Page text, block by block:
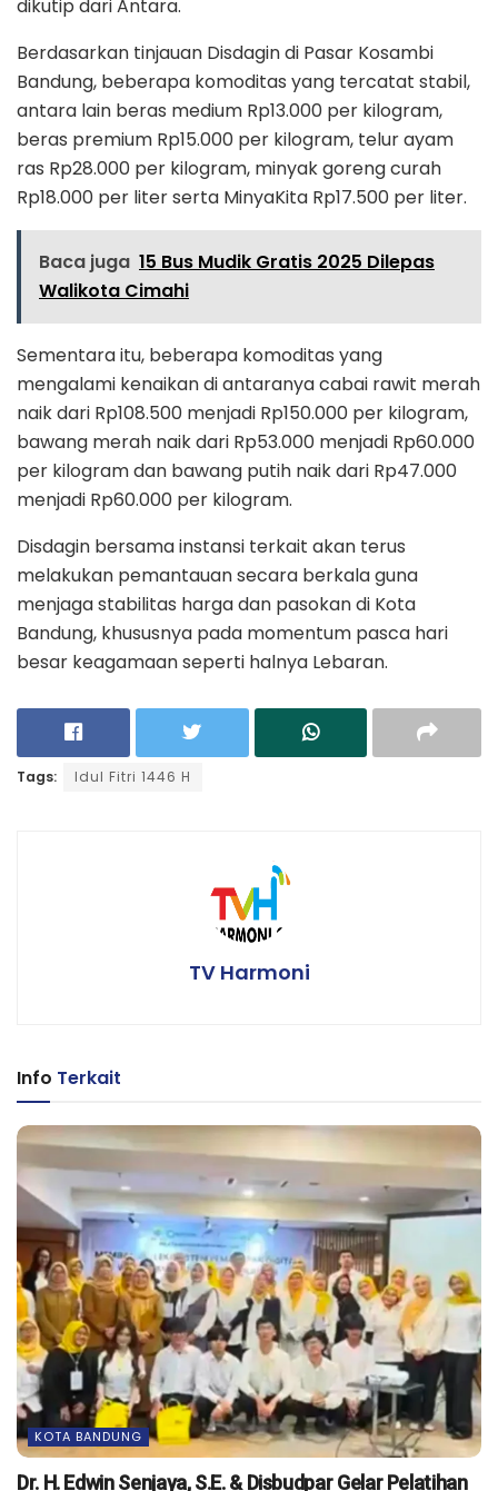
dikutip dari Antara.
Berdasarkan tinjauan Disdagin di Pasar Kosambi
Bandung, beberapa komoditas yang tercatat stabil,
antara lain beras medium Rp13.000 per kilogram,
beras premium Rp15.000 per kilogram, telur ayam
ras Rp28.000 per kilogram, minyak goreng curah
Rp18.000 per liter serta MinyaKita Rp17.500 per liter.
Baca juga 15 Bus Mudik Gratis 2025 Dilepas
Walikota Cimahi
Sementara itu, beberapa komoditas yang
mengalami kenaikan di antaranya cabai rawit merah
naik dari Rp108.500 menjadi Rp150.000 per kilogram,
bawang merah naik dari Rp53.000 menjadi Rp60.000
per kilogram dan bawang putih naik dari Rp47.000
menjadi Rp60.000 per kilogram.
Disdagin bersama instansi terkait akan terus
melakukan pemantauan secara berkala guna
menjaga stabilitas harga dan pasokan di Kota
Bandung, khususnya pada momentum pasca hari
besar keagamaan seperti halnya Lebaran.
Tags: Idul Fitri 1446 H
TV Harmoni
Info Terkait
KOTA BANDUNG
Dr. H. Edwin Senjaya, S.E. & Disbudpar Gelar Pelatihan